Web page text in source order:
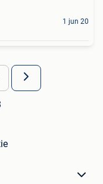
1 jun 20